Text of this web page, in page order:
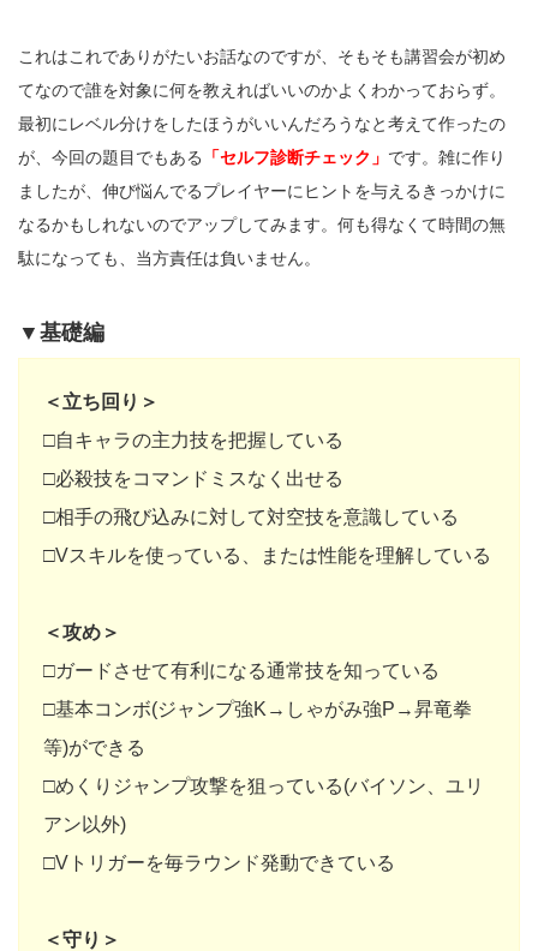
これはこれでありがたいお話なのですが、そもそも講習会が初め
てなので誰を対象に何を教えればいいのかよくわかっておらず。
最初にレベル分けをしたほうがいいんだろうなと考えて作ったの
が、今回の題目でもある
「セルフ診断チェック」 です。雑に作り
ましたが、伸び悩んでるプレイヤーにヒントを与えるきっかけに
なるかもしれないのでアップしてみます。何も得なくて時間の無
駄になっても、当方責任は負いません。
▼基礎編
＜立ち回り＞
□自キャラの主力技を把握している
□必殺技をコマンドミスなく出せる
□相手の飛び込みに対して対空技を意識している
□Vスキルを使っている、または性能を理解している
＜攻め＞
□ガードさせて有利になる通常技を知っている
□基本コンボ(ジャンプ強K→しゃがみ強P→昇竜拳
等)ができる
□めくりジャンプ攻撃を狙っている(バイソン、ユリ
アン以外)
□Vトリガーを毎ラウンド発動できている
＜守り＞